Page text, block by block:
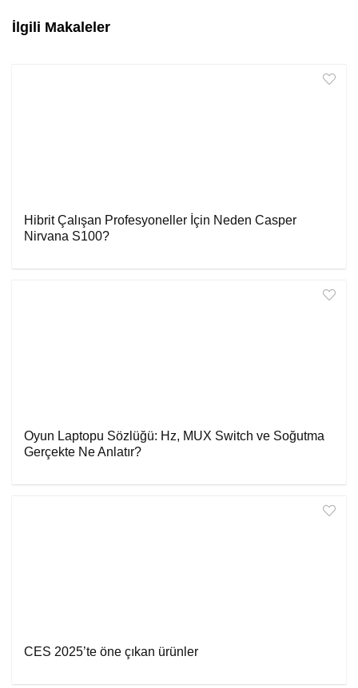
İlgili Makaleler
Hibrit Çalışan Profesyoneller İçin Neden Casper
Nirvana S100?
Oyun Laptopu Sözlüğü: Hz, MUX Switch ve Soğutma
Gerçekte Ne Anlatır?
CES 2025’te öne çıkan ürünler